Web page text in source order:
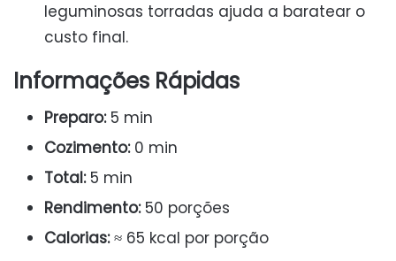
leguminosas torradas ajuda a baratear o
custo final.
Informações Rápidas
Preparo:5 min
Cozimento:0 min
Total:5 min
Rendimento:50 porções
Calorias:≈ 65 kcal por porção